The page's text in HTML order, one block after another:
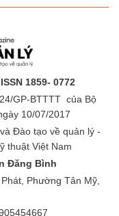
GP-BTTTT của Bộ
10/07/2017
Đào tạo về quản lý -
thuật Việt Nam
Phường Tân Mỹ,
-
LIÊN HỆ QUẢNG
CÁO